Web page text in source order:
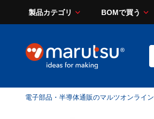
製品カテゴリ BOMで買う
電子部品・半導体通販のマルツオンライン